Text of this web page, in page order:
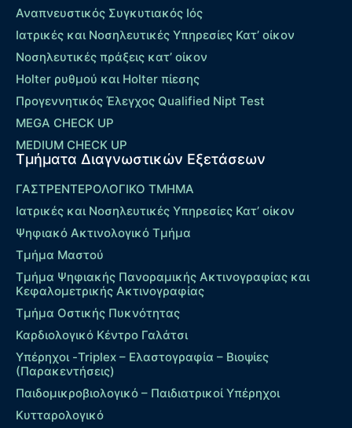
Αναπνευστικός Συγκυτιακός Ιός
Ιατρικές και Νοσηλευτικές Υπηρεσίες Κατ’ οίκον
Νοσηλευτικές πράξεις κατ’ οίκον
Holter ρυθμού και Holter πίεσης
Προγεννητικός Έλεγχος Qualified Nipt Test
MEGA CHECK UP
MEDIUM CHECK UP
Τμήματα Διαγνωστικών Εξετάσεων
ΓΑΣΤΡΕΝΤΕΡΟΛΟΓΙΚΟ ΤΜΗΜΑ
Ιατρικές και Νοσηλευτικές Υπηρεσίες Κατ’ οίκον
Ψηφιακό Ακτινολογικό Τμήμα
Τμήμα Μαστού
Τμήμα Ψηφιακής Πανοραμικής Ακτινογραφίας και
Κεφαλομετρικής Ακτινογραφίας
Τμήμα Οστικής Πυκνότητας
Καρδιολογικό Κέντρο Γαλάτσι
Υπέρηχοι -Triplex – Eλαστογραφία – Βιοψίες
(Παρακεντήσεις)
Παιδομικροβιολογικό – Παιδιατρικοί Υπέρηχοι
Κυτταρολογικό